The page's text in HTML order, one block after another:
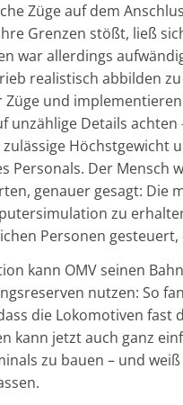
Züge auf dem
Grenzen stößt, ließ
war allerdings
realistisch abbilden
und
unzählige Details
Höchstgewicht
Personals. Der
genauer gesagt: Die
zu
Personen
kann OMV seinen
nutzen: So
die Lokomotiven
kann jetzt auch ganz
zu bauen – und